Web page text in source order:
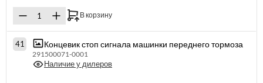
В корзину
41 Концевик стоп сигнала машинки переднего тормоза
291500071-0001
Наличие у дилеров